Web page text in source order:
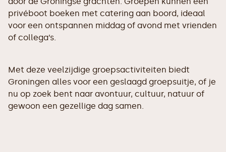
privéboot boeken met catering aan boord, ideaal
voor een ontspannen middag of avond met vrienden
of collega’s.
Met deze veelzijdige groepsactiviteiten biedt
Groningen alles voor een geslaagd groepsuitje, of je
nu op zoek bent naar avontuur, cultuur, natuur of
gewoon een gezellige dag samen.